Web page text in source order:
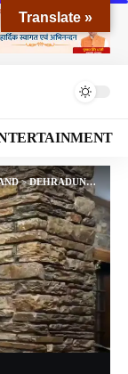
>DEHRADUN>
Translate »